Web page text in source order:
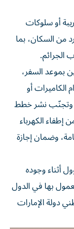
أو سلوكات
من السكان، بما
الجرائم.
بموعد السفر،
الكاميرات أو
وتجنّب نشر خطط
إطفاء الكهرباء
وضمان إجازة
أثناء وجوده
بها في الدول
دولة الإمارات